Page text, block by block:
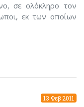
σε ολόκληρο τον
εκ των οποίων
13 Φεβ 2011